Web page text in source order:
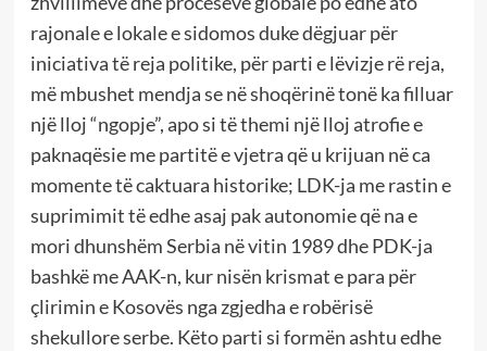
rajonale e lokale e sidomos duke dëgjuar për
iniciativa të reja politike, për parti e lëvizje rë reja,
më mbushet mendja se në shoqërinë tonë ka filluar
një lloj “ngopje”, apo si të themi një lloj atrofie e
paknaqësie me partitë e vjetra që u krijuan në ca
momente të caktuara historike; LDK-ja me rastin e
suprimimit të edhe asaj pak autonomie që na e
mori dhunshëm Serbia në vitin 1989 dhe PDK-ja
bashkë me AAK-n, kur nisën krismat e para për
çlirimin e Kosovës nga zgjedha e robërisë
shekullore serbe. Këto parti si formën ashtu edhe